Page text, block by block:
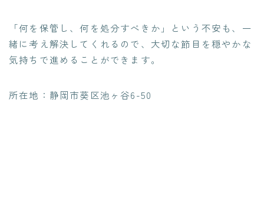
「何を保管し、何を処分すべきか」という不安も、一
緒に考え解決してくれるので、大切な節目を穏やかな
気持ちで進めることができます。
所在地：静岡市葵区池ヶ谷6-50